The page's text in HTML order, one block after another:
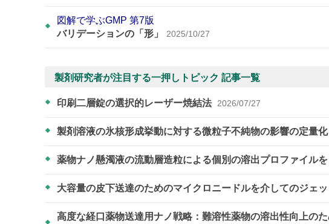
図解で学ぶGMP 第7版
バリデーションの「形」
2025/10/27
製剤研究者が注目する一押しトピック 記事一覧
印刷二層錠の選択的レーザー焼結法 2026/07/27
製剤溶液の氷核形成挙動に対する微粒子不純物の影響の定量化
薬物ナノ懸濁液の流動層造粒による個別の溶出プロファイル
大容量の皮下送達のためのマイクロニードルを介してのジェ
高度な経口薬物送達用ナノ戦略：難溶性薬物の溶出性向上の